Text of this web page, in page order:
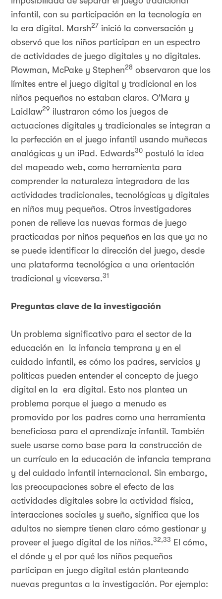
infantil, con su participación en la tecnología en
la era digital. Marsh27 inició la conversación y
observó que los niños participan en un espectro
de actividades de juego digitales y no digitales.
Plowman, McPake y Stephen28 observaron que los
límites entre el juego digital y tradicional en los
niños pequeños no estaban claros. O'Mara y
Laidlaw29 ilustraron cómo los juegos de
actuaciones digitales y tradicionales se integran a
la perfección en el juego infantil usando muñecas
analógicas y un iPad. Edwards30 postuló la idea
del mapeado web, como herramienta para
comprender la naturaleza integradora de las
actividades tradicionales, tecnológicas y digitales
en niños muy pequeños. Otros investigadores
ponen de relieve las nuevas formas de juego
practicadas por niños pequeños en las que ya no
se puede identificar la dirección del juego, desde
una plataforma tecnológica a una orientación
tradicional y viceversa.31
Preguntas clave de la investigación
Un problema significativo para el sector de la
educación en la infancia temprana y en el
cuidado infantil, es cómo los padres, servicios y
políticas pueden entender el concepto de juego
digital en la era digital. Esto nos plantea un
problema porque el juego a menudo es
promovido por los padres como una herramienta
beneficiosa para el aprendizaje infantil. También
suele usarse como base para la construcción de
un currículo en la educación de infancia temprana
y del cuidado infantil internacional. Sin embargo,
las preocupaciones sobre el efecto de las
actividades digitales sobre la actividad física,
interacciones sociales y sueño, significa que los
adultos no siempre tienen claro cómo gestionar y
proveer el juego digital de los niños.32,33 El cómo,
el dónde y el por qué los niños pequeños
participan en juego digital están planteando
nuevas preguntas a la investigación. Por ejemplo: